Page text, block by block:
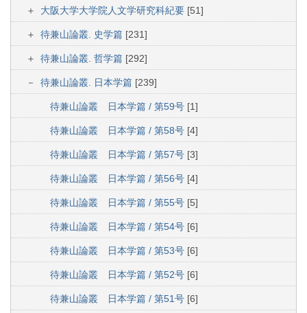
大阪大学大学院人文学研究科紀要 [51]
待兼山論叢. 史学篇 [231]
待兼山論叢. 哲学篇 [292]
待兼山論叢. 日本学篇 [239]
待兼山論叢 日本学篇 / 第59号 [1]
待兼山論叢 日本学篇 / 第58号 [4]
待兼山論叢 日本学篇 / 第57号 [3]
待兼山論叢 日本学篇 / 第56号 [4]
待兼山論叢 日本学篇 / 第55号 [5]
待兼山論叢 日本学篇 / 第54号 [6]
待兼山論叢 日本学篇 / 第53号 [6]
待兼山論叢 日本学篇 / 第52号 [6]
待兼山論叢 日本学篇 / 第51号 [6]